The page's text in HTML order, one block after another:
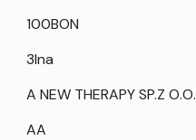
100BON
3Ina
A NEW THERAPY SP.Z O.O.
AA